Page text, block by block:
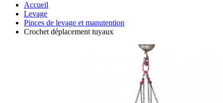
Accueil
Levage
Pinces de levage et manutention
Crochet déplacement tuyaux